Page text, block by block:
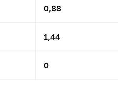
0,88
1,44
0